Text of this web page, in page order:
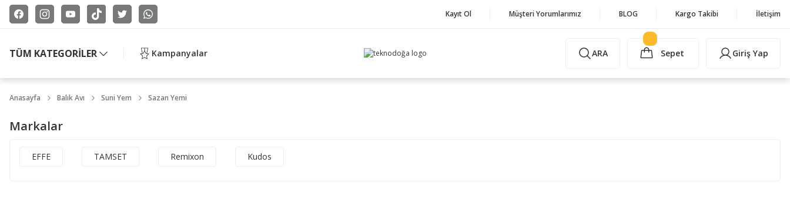
Kayıt Ol Müşteri Yorumlarımız BLOG Kargo Takibi İletişim
TÜM KATEGORİLER Kampanyalar ARA Sepet Giriş Yap
Anasayfa Balık Avı Suni Yem Sazan Yemi
Markalar
EFFE TAMSET Remixon Kudos